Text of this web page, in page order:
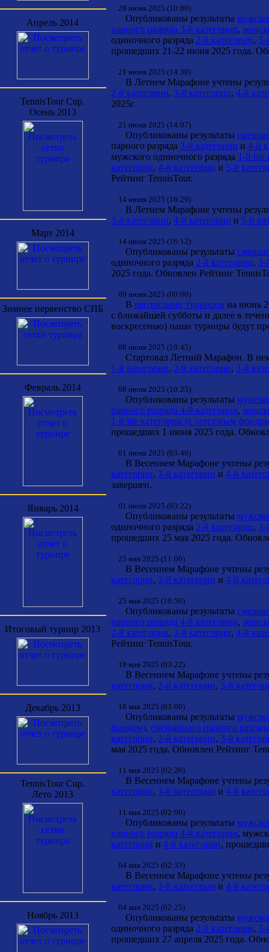
Апрель 2014
TennisTour Cup.
Осень 2013
Март 2014
Зимнее первенство СПБ
Февраль 2014
Январь 2014
Итоговый турнир 2013
Декабрь 2013
TennisTour Cup.
Лето 2013
Ноябрь 2013
28 июня 2025 (10:00)
Опубликованы результаты
парного разряда 3-й категории,
одиночного разряда 2-й категории, 3-
прошедших 21-22 июня 2025 года.
21 июня 2025 (14:30)
В Летнем Марафоне учтены
2-й категории, 3-й категории, 4-й
2025г.
21 июня 2025 (14:07)
Опубликованы результаты
парного разряда 3-й категории и 4-й
мужского одиночного разряда 1-й lite
категории, 4-й категории и 5-й
Рейтинг TennisTour.
14 июня 2025 (16:29)
В Летнем Марафоне учтены
3-й категории, 4-й категории и 5-й
14 июня 2025 (16:12)
Опубликованы результаты
одиночного разряда 2-й категории, 3-
2025 года. Обновлен Рейтинг
09 июня 2025 (00:00)
В расписании турниров на июнь
с ближайшей субботы и далее в
воскресенью) наши турниры будут
08 июня 2025 (10:45)
Стартовал Летний Марафон. В нем
1-й категории, 2-й категории, 3-й
08 июня 2025 (10:25)
Опубликованы результаты
парного разряда 4-й категории,
1-й lite категории (с призовым
прошедших 1 июня 2025 года.
01 июня 2025 (03:40)
В Весеннем Марафоне учтены
категории, 3-й категории и 4-й
завершен.
01 июня 2025 (03:22)
Опубликованы результаты
одиночного разряда 2-й категории, 3-
прошедших 25 мая 2025 года.
25 мая 2025 (11:00)
В Весеннем Марафоне учтены
категории, 3-й категории и 4-й
25 мая 2025 (10:50)
Опубликованы результаты
парного разряда 4-й категории,
2-й категории, 3-й категории, 4-й
Рейтинг TennisTour.
18 мая 2025 (03:22)
В Весеннем Марафоне учтены
категории, 2-й категории, 3-й
18 мая 2025 (03:00)
Опубликованы результаты
фондом), смешанного парного
категории, 2-й категории, 3-й
мая 2025 года. Обновлен Рейтинг
11 мая 2025 (02:20)
В Весеннем Марафоне учтены
категории, 3-й категории и 4-й
11 мая 2025 (02:00)
Опубликованы результаты
парного разряда 4-й категории,
категории и 4-й категории,
04 мая 2025 (02:33)
В Весеннем Марафоне учтены
категории, 3-й категории и 4-й
04 мая 2025 (02:25)
Опубликованы результаты
одиночного разряда 2-й категории, 3-
прошедших 27 апреля 2025 года.